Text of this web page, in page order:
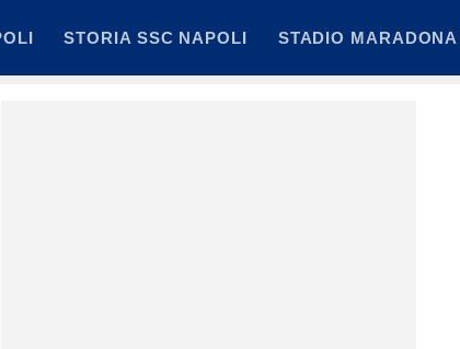
STORIA SSC NAPOLI STADIO MARADONA